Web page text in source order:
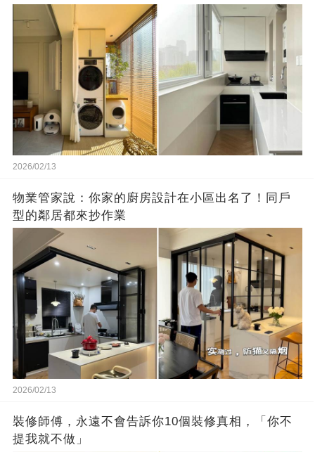
2026/02/13
物業管家說：你家的廚房設計在小區出名了！同戶
型的鄰居都來抄作業
2026/02/13
裝修師傅，永遠不會告訴你10個裝修真相，「你不
提我就不做」